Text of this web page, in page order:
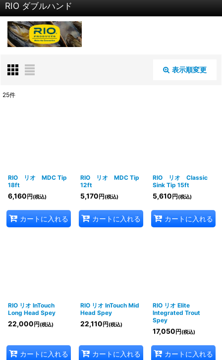
RIO ダブルハンド
表示順変更
25件
RIO リオ MDC Tip
18ft
6,160 円 (税込)
カートに入れる
RIO リオ MDC Tip
12ft
5,170 円 (税込)
カートに入れる
RIO リオ Classic
Sink Tip 15ft
5,610 円 (税込)
カートに入れる
RIO リオ InTouch
Long Head Spey
22,000 円 (税込)
カートに入れる
RIO リオ InTouch Mid
Head Spey
22,110 円 (税込)
カートに入れる
RIO リオ Elite
Integrated Trout
Spey
17,050 円 (税込)
カートに入れる